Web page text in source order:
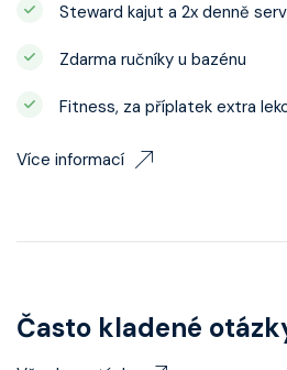
Steward kajut a 2x denně
Zdarma ručníky u bazénu
Fitness, za příplatek extra
Více informací
Často kladené